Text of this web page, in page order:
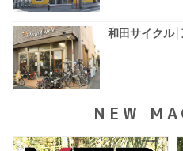
和田サイクル
NEW